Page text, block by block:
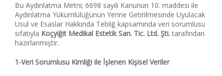
Bu Aydınlatma Metni; 6698 sayılı Kanunun 10. maddesi ile
Aydınlatma Yükümlülüğünün Yerine Getirilmesinde Uyulacak
Usul ve Esaslar Hakkında Tebliğ kapsamında veri sorumlusu
sıfatıyla Koçyiğit Medikal Estetik San. Tic. Ltd. Şti.tarafından
hazırlanmıştır.
1-Veri Sorumlusu Kimliği ile İşlenen Kişisel Veriler